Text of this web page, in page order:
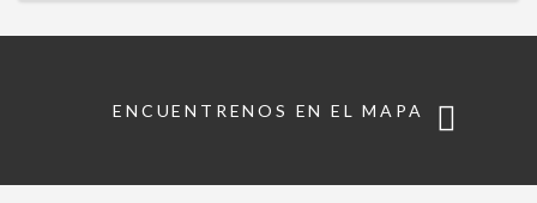
ENCUENTRENOS EN EL MAPA